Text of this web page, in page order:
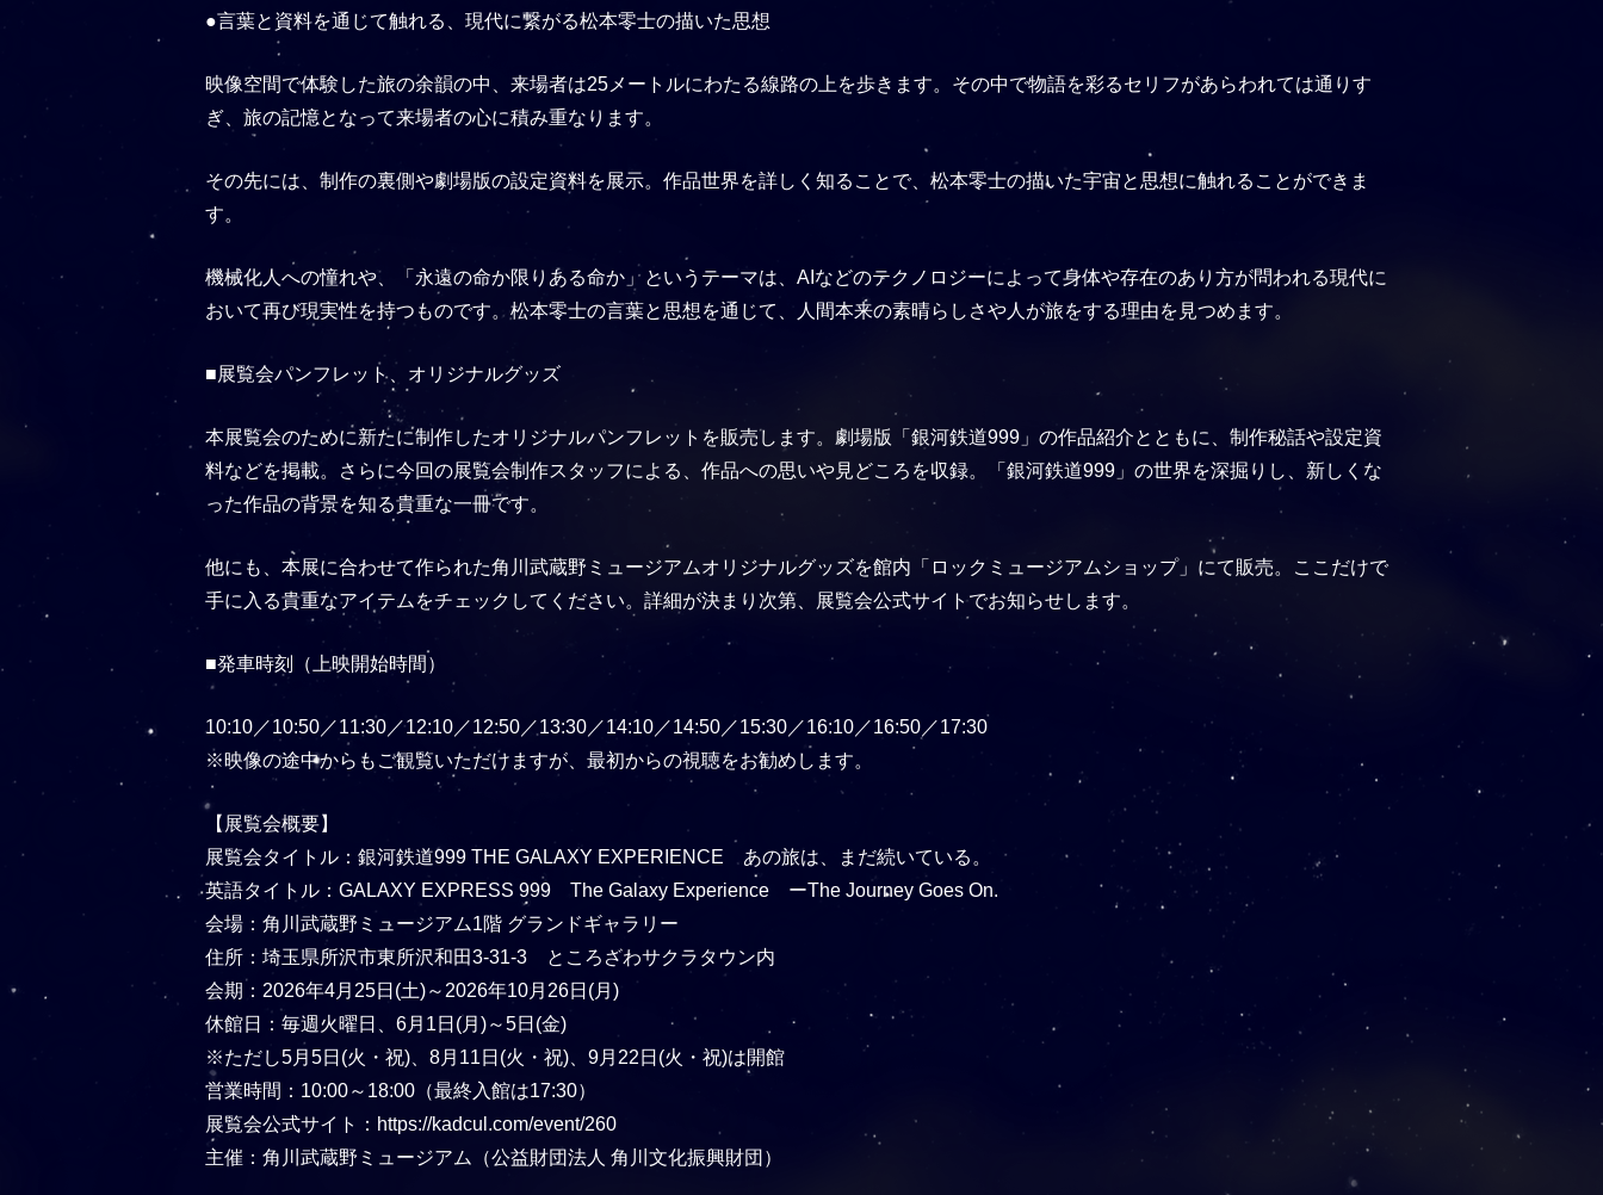
●言葉と資料を通じて触れる、現代に繋がる松本零士の描いた思想
映像空間で体験した旅の余韻の中、来場者は25メートルにわたる線路の上を歩きます。その中で物語を彩るセリフがあらわれては通りす
ぎ、旅の記憶となって来場者の心に積み重なります。
その先には、制作の裏側や劇場版の設定資料を展示。作品世界を詳しく知ることで、松本零士の描いた宇宙と思想に触れることができま
す。
機械化人への憧れや、「永遠の命か限りある命か」というテーマは、AIなどのテクノロジーによって身体や存在のあり方が問われる現代に
おいて再び現実性を持つものです。松本零士の言葉と思想を通じて、人間本来の素晴らしさや人が旅をする理由を見つめます。
■展覧会パンフレット、オリジナルグッズ
本展覧会のために新たに制作したオリジナルパンフレットを販売します。劇場版「銀河鉄道999」の作品紹介とともに、制作秘話や設定資
料などを掲載。さらに今回の展覧会制作スタッフによる、作品への思いや見どころを収録。「銀河鉄道999」の世界を深掘りし、新しくな
った作品の背景を知る貴重な一冊です。
他にも、本展に合わせて作られた角川武蔵野ミュージアムオリジナルグッズを館内「ロックミュージアムショップ」にて販売。ここだけで
手に入る貴重なアイテムをチェックしてください。詳細が決まり次第、展覧会公式サイトでお知らせします。
■発車時刻（上映開始時間）
10:10／10:50／11:30／12:10／12:50／13:30／14:10／14:50／15:30／16:10／16:50／17:30
※映像の途中からもご観覧いただけますが、最初からの視聴をお勧めします。
【展覧会概要】
展覧会タイトル：銀河鉄道999 THE GALAXY EXPERIENCE あの旅は、まだ続いている。
英語タイトル：GALAXY EXPRESS 999 The Galaxy Experience ーThe Journey Goes On.
会場：角川武蔵野ミュージアム1階 グランドギャラリー
住所：埼玉県所沢市東所沢和田3-31-3 ところざわサクラタウン内
会期：2026年4月25日(土)～2026年10月26日(月)
休館日：毎週火曜日、6月1日(月)～5日(金)
※ただし5月5日(火・祝)、8月11日(火・祝)、9月22日(火・祝)は開館
営業時間：10:00～18:00（最終入館は17:30）
展覧会公式サイト：https://kadcul.com/event/260
主催：角川武蔵野ミュージアム（公益財団法人 角川文化振興財団）